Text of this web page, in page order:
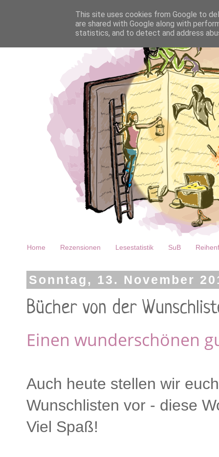
Home Rezensionen Lesestatistik SuB
Sonntag, 13. November
Bücher von der
Einen wunderschönen
Auch heute stellen wir
Wunschlisten vor - diese
Viel Spaß!
This site uses cookies from Google to
are shared with Google along with
statistics, and to detect and address